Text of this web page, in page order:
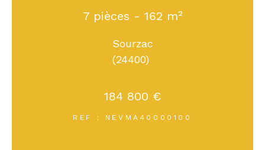
7 pièces - 162 m²
Sourzac
(24400)
184 800 €
REF : NEVMA40000100